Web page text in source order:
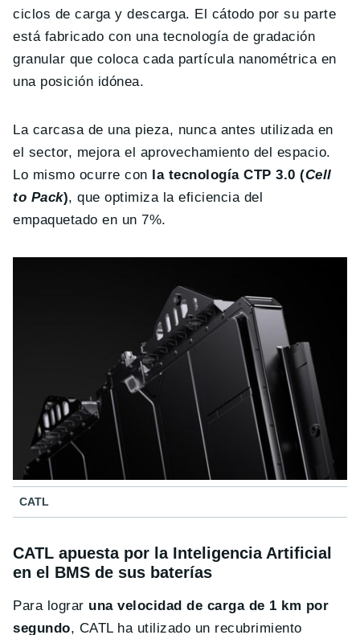
ciclos de carga y descarga. El cátodo por su parte
está fabricado con una tecnología de gradación
granular que coloca cada partícula nanométrica en
una posición idónea.
La carcasa de una pieza, nunca antes utilizada en
el sector, mejora el aprovechamiento del espacio.
Lo mismo ocurre con la tecnología CTP 3.0 (Cell
to Pack), que optimiza la eficiencia del
empaquetado en un 7%.
CATL
CATL apuesta por la Inteligencia Artificial
en el BMS de sus baterías
Para lograr una velocidad de carga de 1 km por
segundo, CATL ha utilizado un recubrimiento